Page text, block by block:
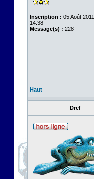
Inscription : 05 Août 2011,
14:38
Message(s) : 228
Haut
Dref